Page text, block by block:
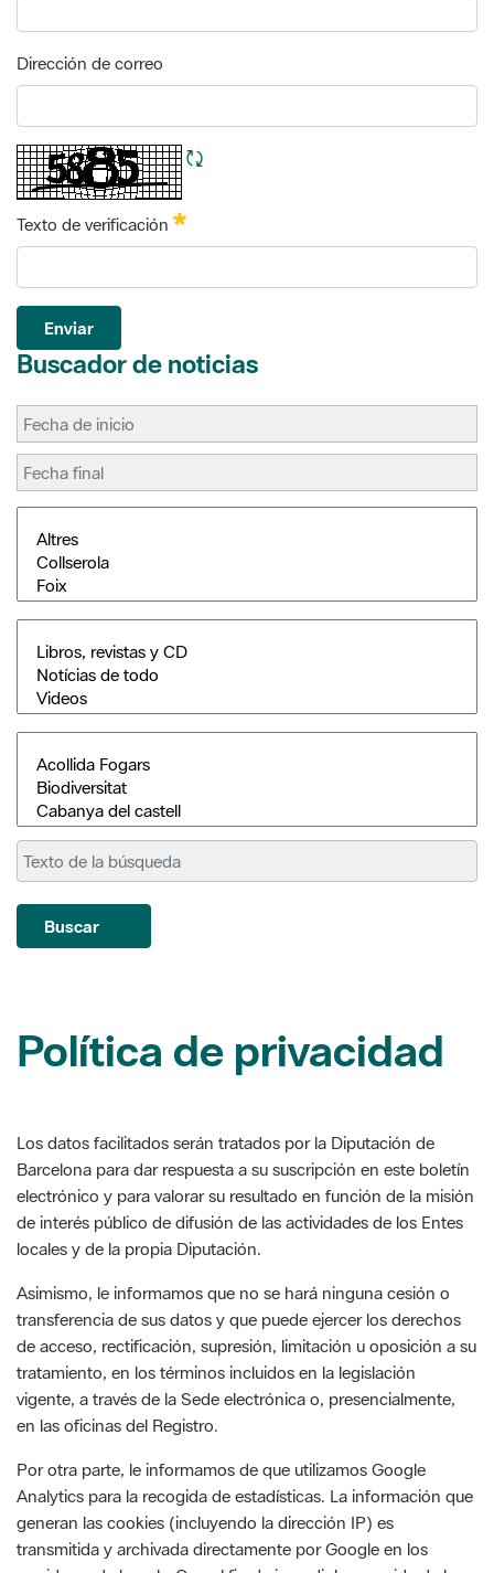
Texto de verificación Requerido
Buscador de noticias
Buscar
electrónico y para valorar su resultado en función de la misión
de interés público de difusión de las actividades de los Entes
locales y de la propia Diputación.
Asimismo, le informamos que no se hará ninguna cesión o
transferencia de sus datos y que puede ejercer los derechos
de acceso, rectificación, supresión, limitación u oposición a su
tratamiento, en los términos incluidos en la legislación
vigente, a través de la Sede electrónica o, presencialmente,
en las oficinas del Registro.
Por otra parte, le informamos de que utilizamos Google
Analytics para la recogida de estadísticas. La información que
generan las cookies (incluyendo la dirección IP) es
transmitida y archivada directamente por Google en los
servidores de la web. Con el fin de impedir la recogida de la
dirección IP, la Diputación de Barcelona tiene activada la